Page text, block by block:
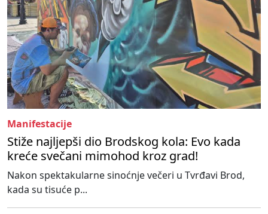
Manifestacije
Stiže najljepši dio Brodskog kola: Evo kada
kreće svečani mimohod kroz grad!
Nakon spektakularne sinoćnje večeri u Tvrđavi Brod,
kada su tisuće p...